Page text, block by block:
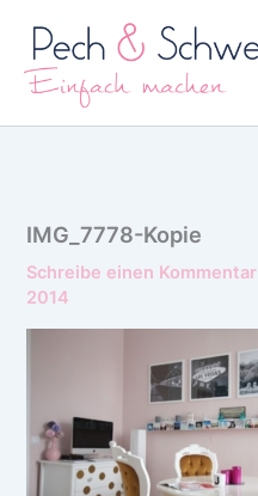
Inhalt
springen
IMG_7778-Kopie
Schreibe einen Kommentar
2014